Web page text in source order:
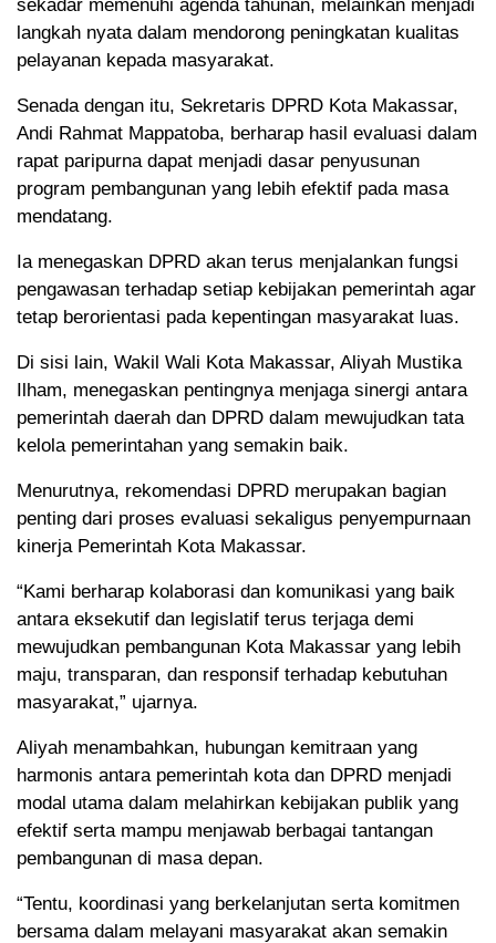
sekadar memenuhi agenda tahunan, melainkan menjadi
langkah nyata dalam mendorong peningkatan kualitas
pelayanan kepada masyarakat.
Senada dengan itu, Sekretaris DPRD Kota Makassar,
Andi Rahmat Mappatoba, berharap hasil evaluasi dalam
rapat paripurna dapat menjadi dasar penyusunan
program pembangunan yang lebih efektif pada masa
mendatang.
Ia menegaskan DPRD akan terus menjalankan fungsi
pengawasan terhadap setiap kebijakan pemerintah agar
tetap berorientasi pada kepentingan masyarakat luas.
Di sisi lain, Wakil Wali Kota Makassar, Aliyah Mustika
Ilham, menegaskan pentingnya menjaga sinergi antara
pemerintah daerah dan DPRD dalam mewujudkan tata
kelola pemerintahan yang semakin baik.
Menurutnya, rekomendasi DPRD merupakan bagian
penting dari proses evaluasi sekaligus penyempurnaan
kinerja Pemerintah Kota Makassar.
“Kami berharap kolaborasi dan komunikasi yang baik
antara eksekutif dan legislatif terus terjaga demi
mewujudkan pembangunan Kota Makassar yang lebih
maju, transparan, dan responsif terhadap kebutuhan
masyarakat,” ujarnya.
Aliyah menambahkan, hubungan kemitraan yang
harmonis antara pemerintah kota dan DPRD menjadi
modal utama dalam melahirkan kebijakan publik yang
efektif serta mampu menjawab berbagai tantangan
pembangunan di masa depan.
“Tentu, koordinasi yang berkelanjutan serta komitmen
bersama dalam melayani masyarakat akan semakin